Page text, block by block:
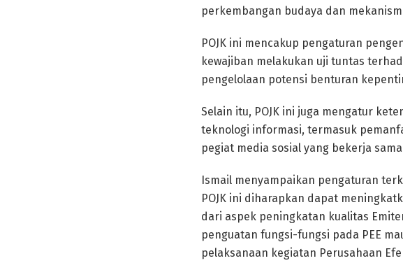
perkembangan budaya dan
POJK ini mencakup pengaturan
kewajiban melakukan uji tuntas
pengelolaan potensi benturan
Selain itu, POJK ini juga mengatur
teknologi informasi, termasuk
pegiat media sosial yang bekerja
Ismail menyampaikan pengaturan
POJK ini diharapkan dapat
dari aspek peningkatan kualitas
penguatan fungsi-fungsi pada PEE
pelaksanaan kegiatan Perusahaan